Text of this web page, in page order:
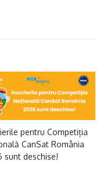
pentru Competiția
CanSat România
sunt deschise!